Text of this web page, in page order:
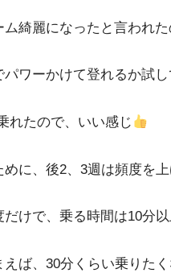
ム綺麗になったと言われ
パワーかけて登れるか試
れたので、いい感じ
に、後2、3週は頻度を
だけで、乗る時間は10分
ば、30分くらい乗りた